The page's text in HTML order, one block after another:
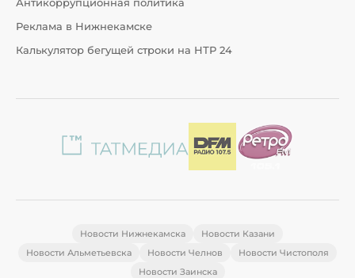
Антикоррупционная политика
Реклама в Нижнекамске
Калькулятор бегущей строки на НТР 24
Новости Нижнекамска
Новости Казани
Новости Альметьевска
Новости Челнов
Новости Чистополя
Новости Заинска